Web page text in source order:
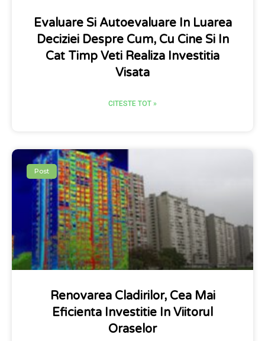
Evaluare Si Autoevaluare In Luarea
Deciziei Despre Cum, Cu Cine Si In
Cat Timp Veti Realiza Investitia
Visata
CITESTE TOT »
Post
Renovarea Cladirilor, Cea Mai
Eficienta Investitie In Viitorul
Oraselor